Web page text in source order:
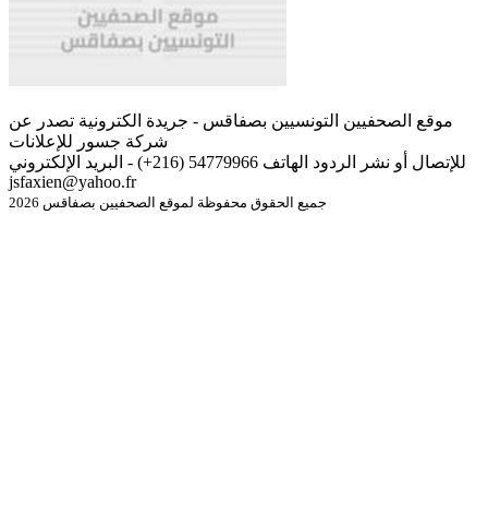
موقع الصحفيين التونسيين بصفاقس - جريدة الكترونية تصدر عن
شركة جسور للإعلانات
للإتصال أو نشر الردود الهاتف 54779966 (216+) - البريد الإلكتروني
jsfaxien@yahoo.fr
جميع الحقوق محفوظة لموقع الصحفيين بصفاقس 2026